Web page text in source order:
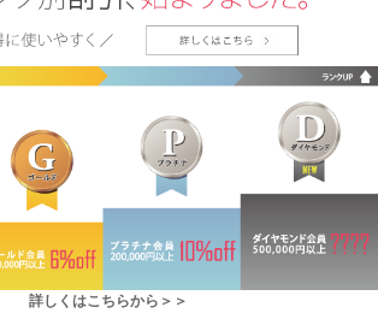
詳しくはこちらから＞＞